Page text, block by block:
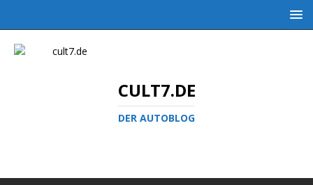
CULT7.DE
DER AUTOBLOG